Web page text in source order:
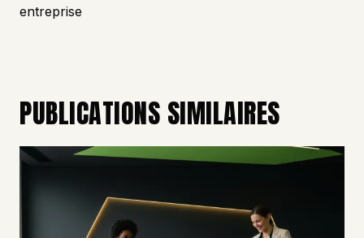
entreprise
PUBLICATIONS SIMILAIRES